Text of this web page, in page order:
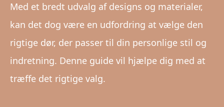
Med et bredt udvalg af designs og materialer,
kan det dog være en udfordring at vælge den
rigtige dør, der passer til din personlige stil og
indretning. Denne guide vil hjælpe dig med at
træffe det rigtige valg.